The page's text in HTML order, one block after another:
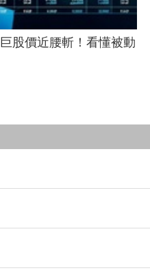
股價近腰斬！看懂被動